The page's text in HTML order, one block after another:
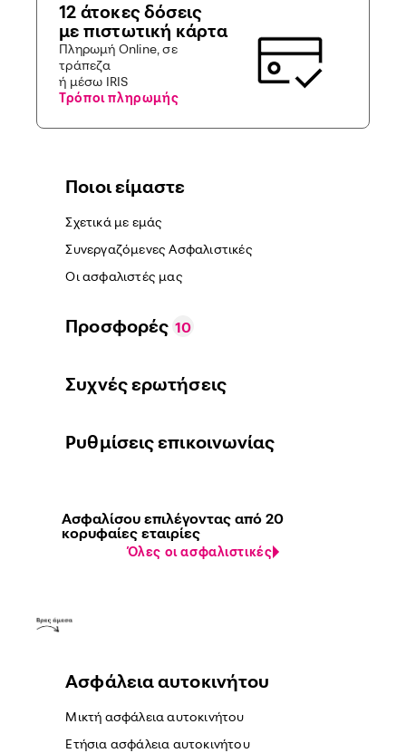
Ποιοι είμαστε
Σχετικά με εμάς
Συνεργαζόμενες Ασφαλιστικές
Οι ασφαλιστές μας
Προσφορές 10
Συχνές ερωτήσεις
Ρυθμίσεις επικοινωνίας
Ασφαλίσου επιλέγοντας από 20
κορυφαίες εταιρίες
Όλες οι ασφαλιστικές
Ασφάλεια αυτοκινήτου
Μικτή ασφάλεια αυτοκινήτου
Ετήσια ασφάλεια αυτοκινήτου
12 άτοκες δόσεις
με πιστωτική κάρτα
Πληρωμή Online, σε
τράπεζα
ή μέσω IRIS
Τρόποι πληρωμής